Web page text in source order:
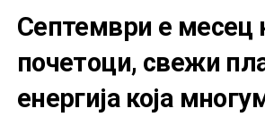
Септември е месец
почетоци, свежи
енергија која